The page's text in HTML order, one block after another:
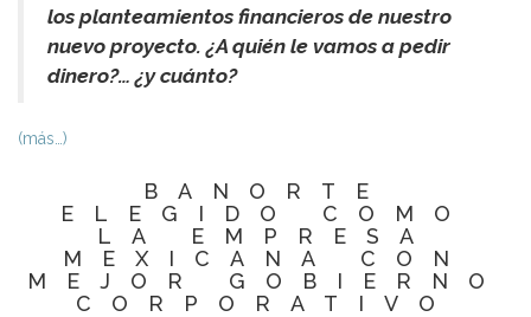
los planteamientos financieros de nuestro
nuevo proyecto. ¿A quién le vamos a pedir
dinero?… ¿y cuánto?
(más…)
BANORTE
ELEGIDO COMO
LA EMPRESA
MEXICANA CON
MEJOR GOBIERNO
CORPORATIVO